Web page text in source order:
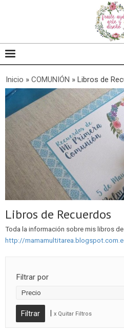
Inicio » COMUNIÓN » Libros de
Libros de Recuerdos
Toda la información sobre mis libros
http://
Filtrar por
Precio
| x Quitar Filtros